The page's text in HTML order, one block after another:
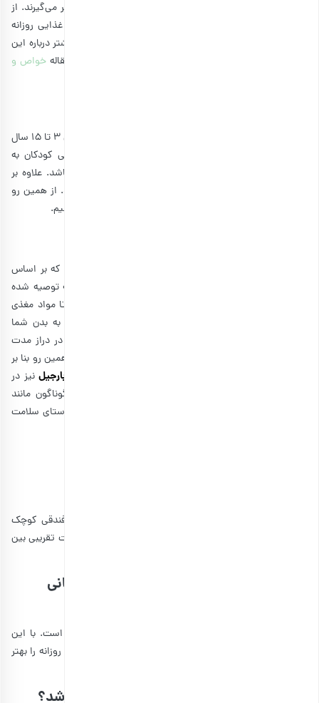
یبوست معمولاً حداکثر میزان پسته را برای بانوان باردار در نظر می‌گیرند. از
همین رو توصیه می‌کنیم که برای قرار دادن پسته در برنامه غذایی روزانه
خود حتماً با پزشک مشورت کنید. همچنین جهت اطلاعات بیشتر درباره این
که پسته چه مزایا و معایبی در دوران بارداری دارد می‌توانید مقالهخواص و
روزانه خوردن 15 تا 40 عدد پسته برای کودکان و نوجوانان بین 3 تا 15 سال
توصیه می‌شود. در واقع خرید پسته می‌تواند در رژیم غذایی کودکان به
عنوان تقویت کننده سیستم ایمنی بدن آن‌ها بسیار اثرگذار باشد. علاوه بر
تقویت سیستم ایمنی، پسته برای کودکان خواص فراوانی دارد. از همین رو
را به شما توصیه می‌کنیم.
باید گفت که بر اساس
توصیه‌های مختلف علمی روزانه مصرف 50 الی 90 عدد پسته توصیه شده
است. مصرف این میزان از پسته در طول روز باعث می‌شود تا مواد مغذی
گوناگون شامل چربی سالم، پروتئین، فیبر، ویتامین b6 و… به بدن شما
برسد. البته باید ذکر کرد که مصرف بیش از 90 پسته روزانه در دراز مدت
می‌تواند مشکلات گوارشی و کلیوی را برای شما ایجاد کند. از همین رو بنا بر
بارجیلنیز در
همین راستا در کنار شما عزیزان است. با خرید پسته‌های گوناگون مانند
پسته اکبری، احمد آقایی، کله قوچی و فندقی می‌توانید در راستای سلامت
بستگی به نوع پسته دارد. زیرا برخی از پسته‌ها مانند پسته فندقی کوچک
هستند. با این حال می‌توان گفت که هر 100 گرم پسته به‌صورت تقریبی بین
بهترین زمان برای مصرف روزانه پسته چه زمانی
بهترین زمان مصرف روزانه 50 تا 90 عدد پسته معمولا صبح است. با این
حال می توانید آن را در میان وعده نیز میل کنید. مصرف پسته روزانه را بهتر
آیا مصرف روزانه پسته باید به صورت خام باشد؟